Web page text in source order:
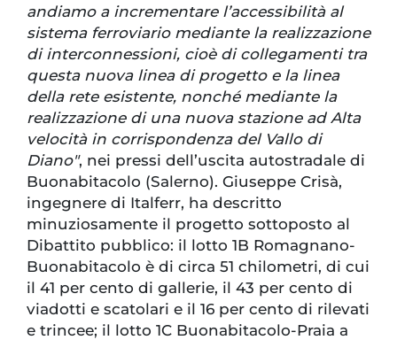
andiamo a incrementare l’accessibilità al
sistema ferroviario mediante la realizzazione
di interconnessioni, cioè di collegamenti tra
questa nuova linea di progetto e la linea
della rete esistente, nonché mediante la
realizzazione di una nuova stazione ad Alta
velocità in corrispondenza del Vallo di
Diano", nei pressi dell’uscita autostradale di
Buonabitacolo (Salerno). Giuseppe Crisà,
ingegnere di Italferr, ha descritto
minuziosamente il progetto sottoposto al
Dibattito pubblico: il lotto 1B Romagnano-
Buonabitacolo è di circa 51 chilometri, di cui
il 41 per cento di gallerie, il 43 per cento di
viadotti e scatolari e il 16 per cento di rilevati
e trincee; il lotto 1C Buonabitacolo-Praia a